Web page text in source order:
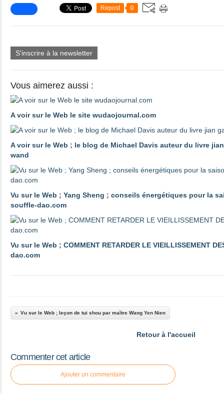
Repost 0
S'inscrire à la newsletter
Vous aimerez aussi :
A voir sur le Web le site wudaojournal.com
A voir sur le Web ; le blog de Michael Davis auteur du livre
wand
Vu sur le Web ; Yang Sheng ; conseils énergétiques pour la
souffle-dao.com
Vu sur le Web ; COMMENT RETARDER LE VIEILLISSEMENT
dao.com
Vu sur le Web ; leçon de tui shou par maître Wang Yen Nien
Retour à l'accueil
Commenter cet article
Ajouter un commentaire